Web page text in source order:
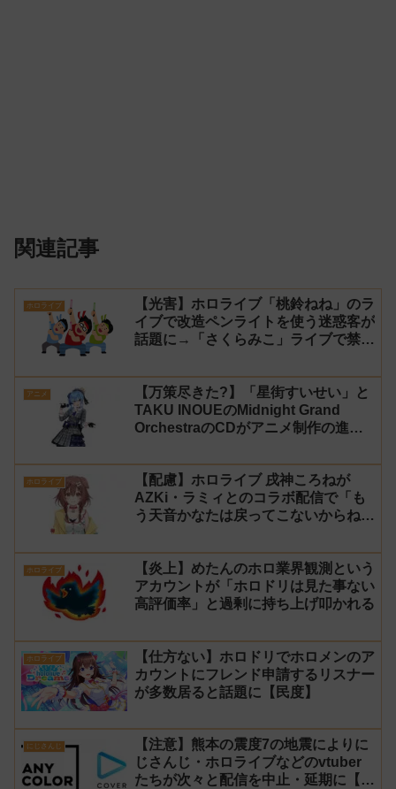
関連記事
ホロライブ
【光害】ホロライブ「桃鈴ねね」のラ
イブで改造ペンライトを使う迷惑客が
話題に→「さくらみこ」ライブで禁止
アニメ
【万策尽きた?】「星街すいせい」と
TAKU INOUEのMidnight Grand
OrchestraのCDがアニメ制作の進行
ホロライブ
【配慮】ホロライブ 戌神ころねが
AZKi・ラミィとのコラボ配信で「も
う天音かなたは戻ってこないからね」
ホロライブ
【炎上】めたんのホロ業界観測という
アカウントが「ホロドリは見た事ない
高評価率」と過剰に持ち上げ叩かれる
ホロライブ
【仕方ない】ホロドリでホロメンのア
カウントにフレンド申請するリスナー
が多数居ると話題に【民度】
にじさんじ
【注意】熊本の震度7の地震によりに
じさんじ・ホロライブなどのvtuber
たちが次々と配信を中止・延期に【不